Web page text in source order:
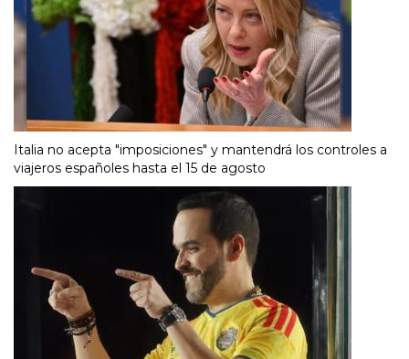
Italia no acepta "imposiciones" y mantendrá los controles a
viajeros españoles hasta el 15 de agosto